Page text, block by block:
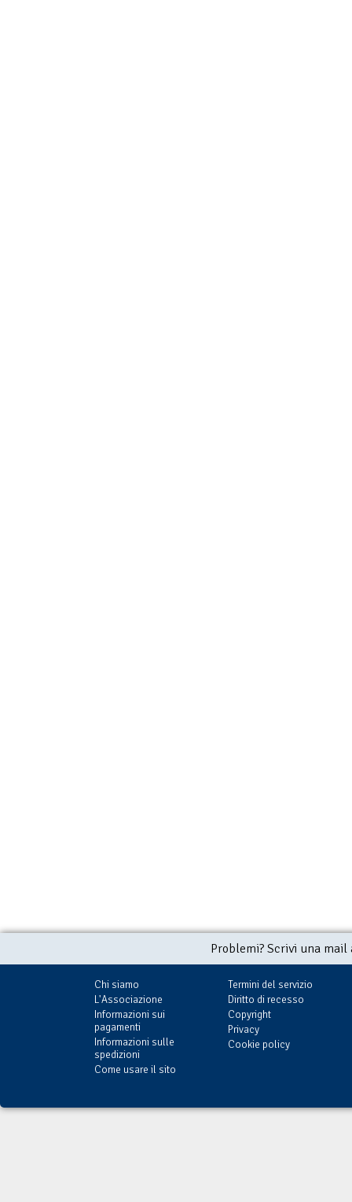
Problemi? Scrivi una
Chi siamo
L'Associazione
Informazioni sui
pagamenti
Informazioni sulle
spedizioni
Come usare il sito
Termini del servizio
Diritto di recesso
Copyright
Privacy
Cookie policy